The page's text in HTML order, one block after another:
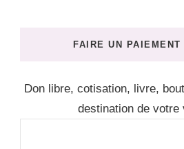
FAIRE UN
Don libre, cotisation, livre,
destination de votre